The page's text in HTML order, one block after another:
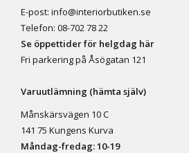
E-post: info@interiorbutiken.se
Telefon: 08-702 78 22
Se öppettider för helgdag här
Fri parkering på Åsögatan 121
Varuutlämning (hämta själv)
Månskärsvägen 10 C
141 75 Kungens Kurva
Måndag-fredag: 10-19